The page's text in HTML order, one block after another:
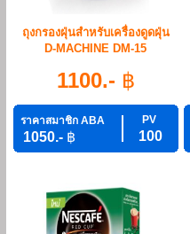
ถุงกรองฝุ่นสำหรับเครื่องดูดฝุ่น
D-MACHINE DM-15
1100.- ฿
ราคาสมาชิก ABA PV
1050.- ฿ 100